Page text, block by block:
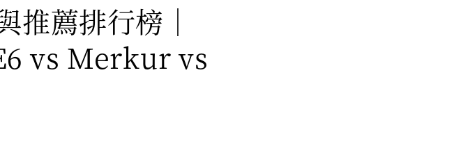
推薦排行榜｜
vs Merkur vs